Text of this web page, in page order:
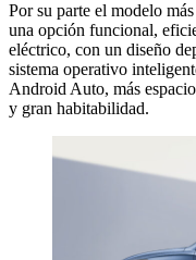
Por su parte el modelo
una opción funcional,
eléctrico, con un diseño
sistema operativo
Android Auto, más
y gran habitabilidad.